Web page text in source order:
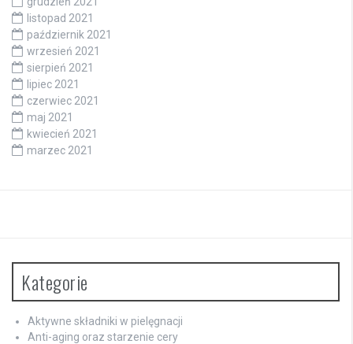
listopad 2021
październik 2021
wrzesień 2021
sierpień 2021
lipiec 2021
czerwiec 2021
maj 2021
kwiecień 2021
marzec 2021
Kategorie
Aktywne składniki w pielęgnacji
Anti-aging oraz starzenie cery